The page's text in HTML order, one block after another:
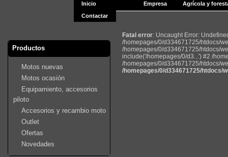
Inicio Empresa
Agrícola y
Contactar
Productos
Motos nuevas
Motos ocasión
Equipamiento, accesorios
piloto
Accesorios y recambio moto
Outlet
Ofertas
Novedades
Fatal error: Uncaught Error:
/homepages/0/d334671725/htdocs/
/homepages/0/d334671725/htdocs/
include('/homepages/0/d3...') #2 /
/homepages/0/d334671725/htdocs/
/homepages/0/d334671725/htdocs/